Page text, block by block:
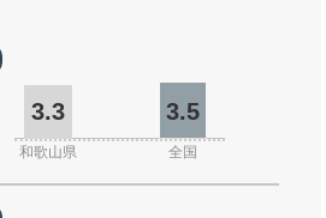
3.3 3.5
和歌山県 全国